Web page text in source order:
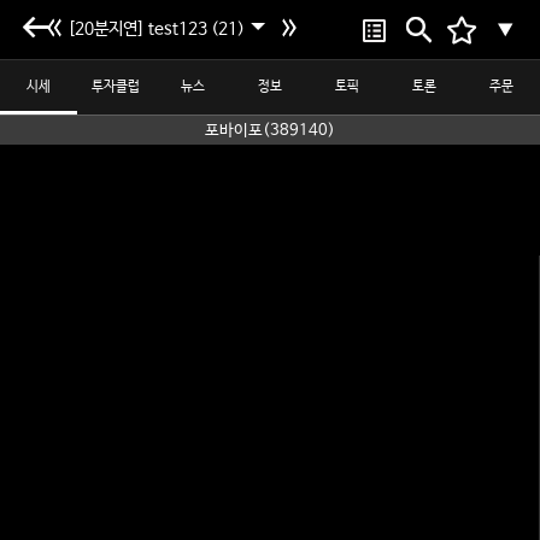
[20분지연] test123 (21) ▼
시세 투자클럽 뉴스 정보 토픽 토론 주문
포바이포(389140)